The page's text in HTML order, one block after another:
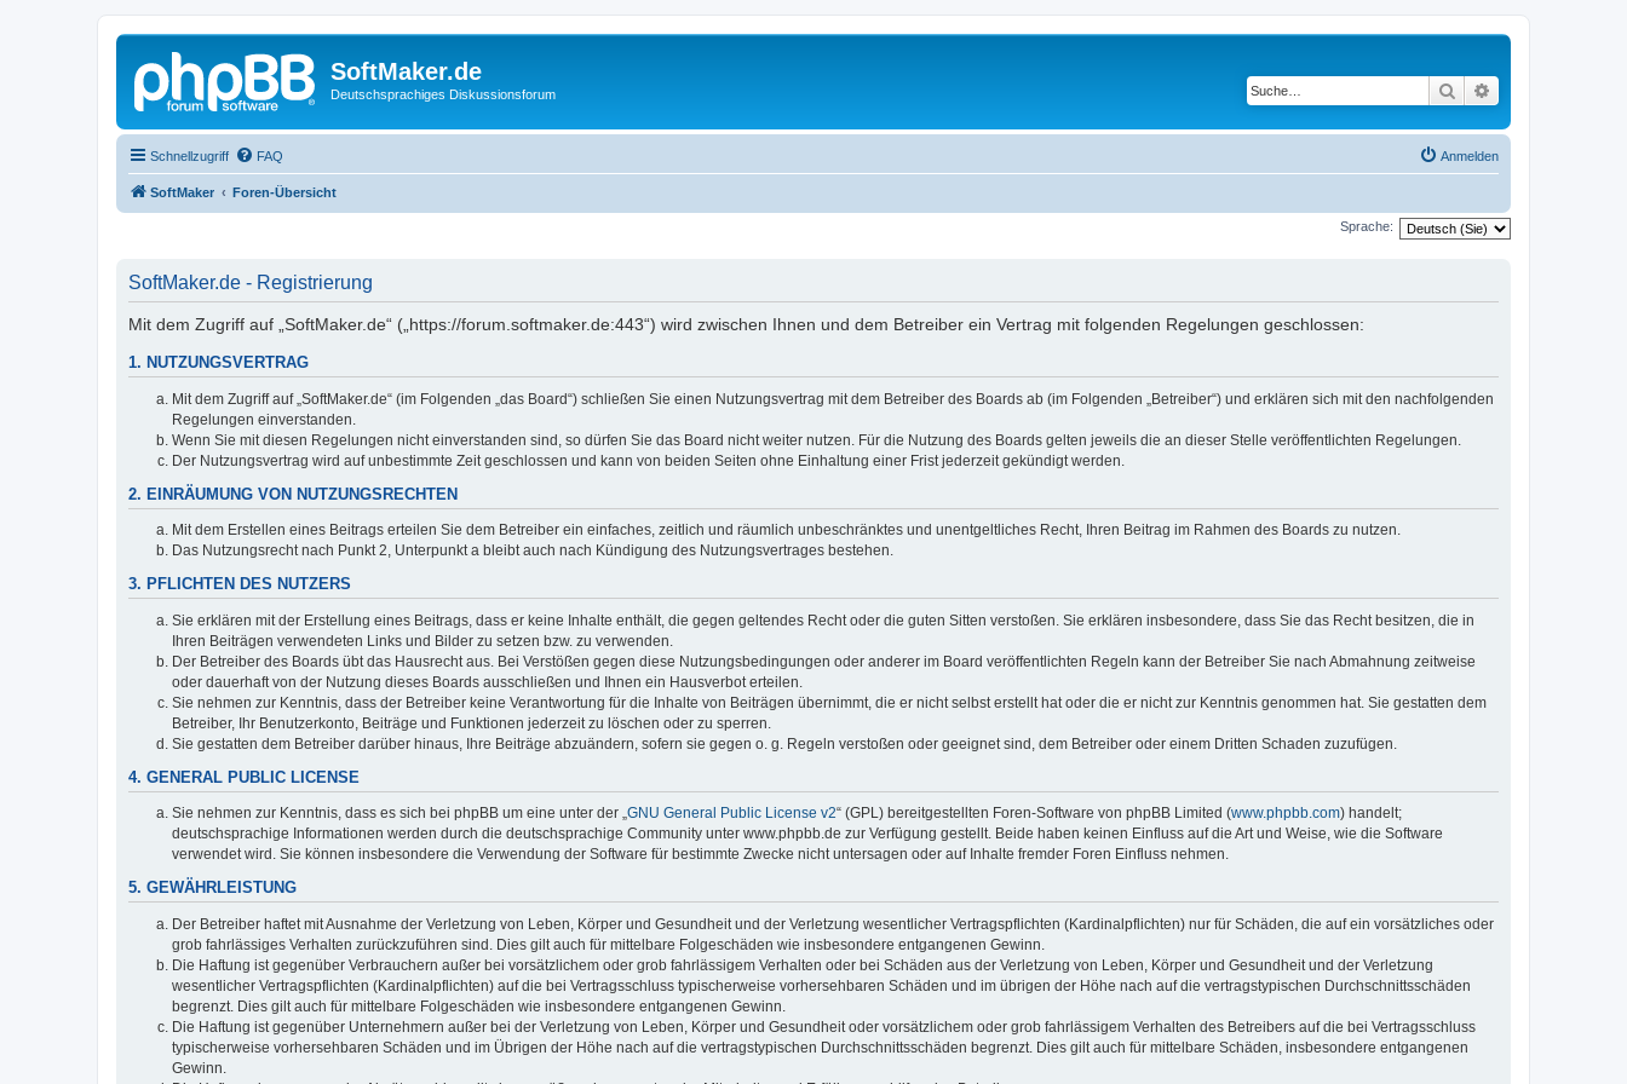
SoftMaker.de
Deutschsprachiges Diskussionsforum Suche
Schnellzugriff FAQ Anmelden
SoftMaker Foren-Übersicht
Sprache:
SoftMaker.de - Registrierung
Mit dem Zugriff auf „SoftMaker.de“ („https://forum.softmaker.de:443“) wird zwischen Ihnen und dem Betreiber ein Vertrag mit folgenden Regelungen geschlossen:
1. NUTZUNGSVERTRAG
Mit dem Zugriff auf „SoftMaker.de“ (im Folgenden „das Board“) schließen Sie einen Nutzungsvertrag mit dem Betreiber des Boards ab (im Folgenden „Betreiber“) und erklären sich mit den nachfolgenden
Regelungen einverstanden.
Wenn Sie mit diesen Regelungen nicht einverstanden sind, so dürfen Sie das Board nicht weiter nutzen. Für die Nutzung des Boards gelten jeweils die an dieser Stelle veröffentlichten Regelungen.
Der Nutzungsvertrag wird auf unbestimmte Zeit geschlossen und kann von beiden Seiten ohne Einhaltung einer Frist jederzeit gekündigt werden.
2. EINRÄUMUNG VON NUTZUNGSRECHTEN
Mit dem Erstellen eines Beitrags erteilen Sie dem Betreiber ein einfaches, zeitlich und räumlich unbeschränktes und unentgeltliches Recht, Ihren Beitrag im Rahmen des Boards zu nutzen.
Das Nutzungsrecht nach Punkt 2, Unterpunkt a bleibt auch nach Kündigung des Nutzungsvertrages bestehen.
3. PFLICHTEN DES NUTZERS
Sie erklären mit der Erstellung eines Beitrags, dass er keine Inhalte enthält, die gegen geltendes Recht oder die guten Sitten verstoßen. Sie erklären insbesondere, dass Sie das Recht besitzen, die in
Ihren Beiträgen verwendeten Links und Bilder zu setzen bzw. zu verwenden.
Der Betreiber des Boards übt das Hausrecht aus. Bei Verstößen gegen diese Nutzungsbedingungen oder anderer im Board veröffentlichten Regeln kann der Betreiber Sie nach Abmahnung zeitweise
oder dauerhaft von der Nutzung dieses Boards ausschließen und Ihnen ein Hausverbot erteilen.
Sie nehmen zur Kenntnis, dass der Betreiber keine Verantwortung für die Inhalte von Beiträgen übernimmt, die er nicht selbst erstellt hat oder die er nicht zur Kenntnis genommen hat. Sie gestatten dem
Betreiber, Ihr Benutzerkonto, Beiträge und Funktionen jederzeit zu löschen oder zu sperren.
Sie gestatten dem Betreiber darüber hinaus, Ihre Beiträge abzuändern, sofern sie gegen o. g. Regeln verstoßen oder geeignet sind, dem Betreiber oder einem Dritten Schaden zuzufügen.
4. GENERAL PUBLIC LICENSE
Sie nehmen zur Kenntnis, dass es sich bei phpBB um eine unter der „GNU General Public License v2“ (GPL) bereitgestellten Foren-Software von phpBB Limited (www.phpbb.com) handelt;
deutschsprachige Informationen werden durch die deutschsprachige Community unter www.phpbb.de zur Verfügung gestellt. Beide haben keinen Einfluss auf die Art und Weise, wie die Software
verwendet wird. Sie können insbesondere die Verwendung der Software für bestimmte Zwecke nicht untersagen oder auf Inhalte fremder Foren Einfluss nehmen.
5. GEWÄHRLEISTUNG
Der Betreiber haftet mit Ausnahme der Verletzung von Leben, Körper und Gesundheit und der Verletzung wesentlicher Vertragspflichten (Kardinalpflichten) nur für Schäden, die auf ein vorsätzliches oder
grob fahrlässiges Verhalten zurückzuführen sind. Dies gilt auch für mittelbare Folgeschäden wie insbesondere entgangenen Gewinn.
Die Haftung ist gegenüber Verbrauchern außer bei vorsätzlichem oder grob fahrlässigem Verhalten oder bei Schäden aus der Verletzung von Leben, Körper und Gesundheit und der Verletzung
wesentlicher Vertragspflichten (Kardinalpflichten) auf die bei Vertragsschluss typischerweise vorhersehbaren Schäden und im übrigen der Höhe nach auf die vertragstypischen Durchschnittsschäden
begrenzt. Dies gilt auch für mittelbare Folgeschäden wie insbesondere entgangenen Gewinn.
Die Haftung ist gegenüber Unternehmern außer bei der Verletzung von Leben, Körper und Gesundheit oder vorsätzlichem oder grob fahrlässigem Verhalten des Betreibers auf die bei Vertragsschluss
typischerweise vorhersehbaren Schäden und im Übrigen der Höhe nach auf die vertragstypischen Durchschnittsschäden begrenzt. Dies gilt auch für mittelbare Schäden, insbesondere entgangenen
Gewinn.